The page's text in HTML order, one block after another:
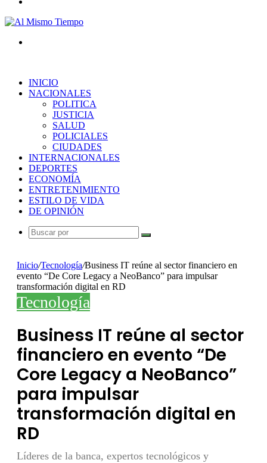
INICIO
NACIONALES
POLITICA
JUSTICIA
SALUD
POLICIALES
CIUDADES
INTERNACIONALES
DEPORTES
ECONOMÍA
ENTRETENIMIENTO
ESTILO DE VIDA
DE OPINIÓN
Buscar
Inicio/Tecnología/Business IT reúne al sector financiero en
evento “De Core Legacy a NeoBanco” para impulsar
transformación digital en RD
Tecnología
Business IT reúne al sector
financiero en evento “De
Core Legacy a NeoBanco”
para impulsar
transformación digital en
RD
Líderes de la banca, expertos tecnológicos y